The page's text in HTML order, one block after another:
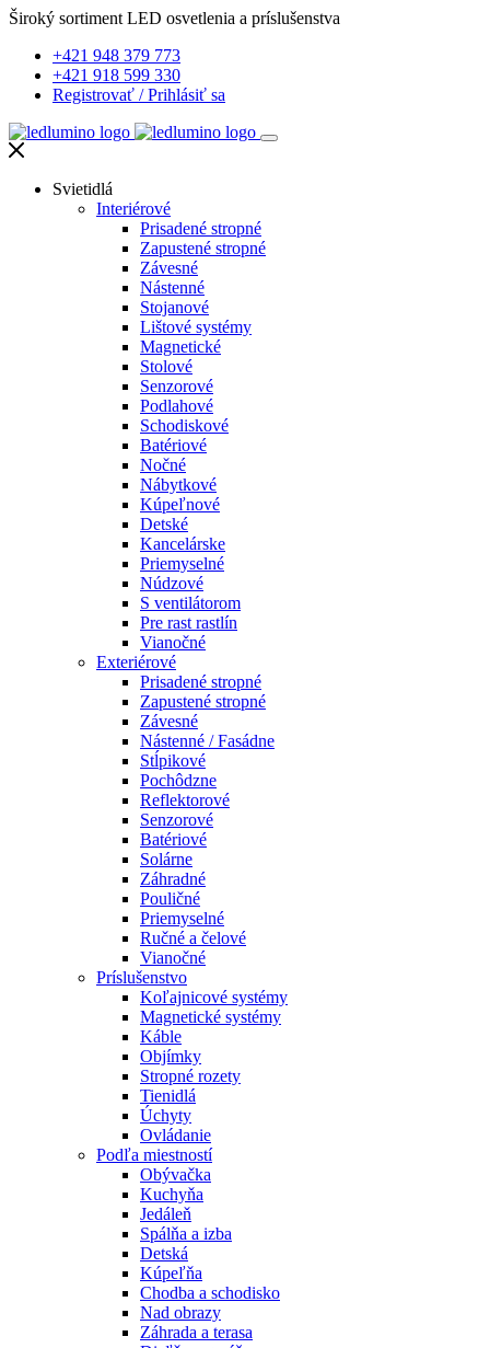
Široký sortiment LED osvetlenia a príslušenstva
+421 948 379 773
+421 918 599 330
Registrovať /Prihlásiť sa
Svietidlá
Interiérové
Prisadené stropné
Zapustené stropné
Závesné
Nástenné
Stojanové
Lištové systémy
Magnetické
Stolové
Senzorové
Podlahové
Schodiskové
Batériové
Nočné
Nábytkové
Kúpeľnové
Detské
Kancelárske
Priemyselné
Núdzové
S ventilátorom
Pre rast rastlín
Vianočné
Exteriérové
Prisadené stropné
Zapustené stropné
Závesné
Nástenné / Fasádne
Stĺpikové
Pochôdzne
Reflektorové
Senzorové
Batériové
Solárne
Záhradné
Pouličné
Priemyselné
Ručné a čelové
Vianočné
Príslušenstvo
Koľajnicové systémy
Magnetické systémy
Káble
Objímky
Stropné rozety
Tienidlá
Úchyty
Ovládanie
Podľa miestností
Obývačka
Kuchyňa
Jedáleň
Spálňa a izba
Detská
Kúpeľňa
Chodba a schodisko
Nad obrazy
Záhrada a terasa